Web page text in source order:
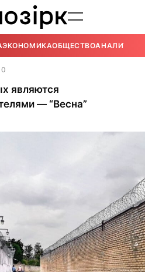
ЭКОНОМИКАОБЩЕСТВОАНАЛИТИКА
являются
— “Весна”